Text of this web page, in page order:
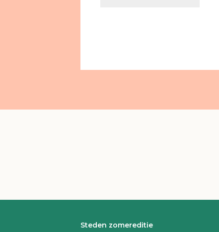
Steden zomereditie